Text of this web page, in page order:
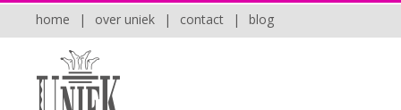
blog
|
contact
|
over uniek
|
home